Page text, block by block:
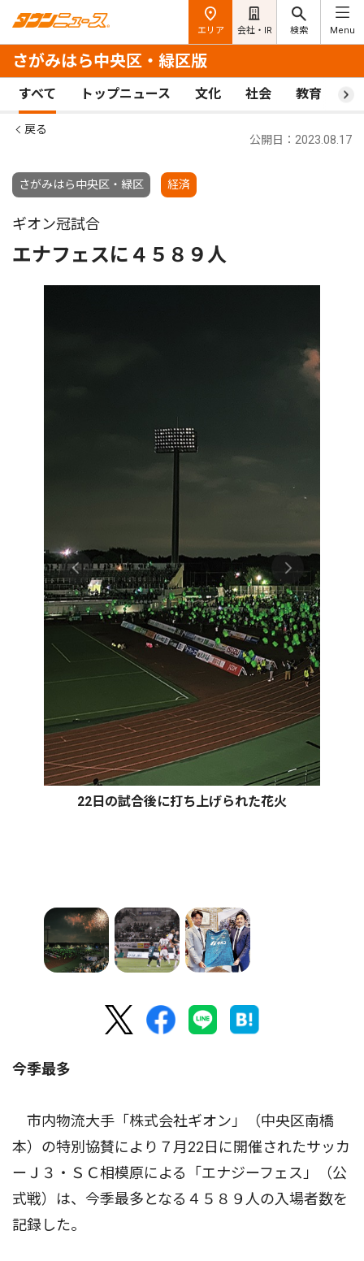
エリア 会社・IR 検索 Menu
さがみはら中央区・緑区版
すべて トップニュース 文化 社会 教育 ス
戻る
さがみはら中央区・緑区 経済
公開日：2023.08.17
ギオン冠試合
エナフェスに４５８９人
22日の試合後に打ち上げられた花火
今季最多
市内物流大手「株式会社ギオン」（中央区南橋
本）の特別協賛により７月22日に開催されたサッカ
ーＪ３・ＳＣ相模原による「エナジーフェス」（公
式戦）は、今季最多となる４５８９人の入場者数を
記録した。